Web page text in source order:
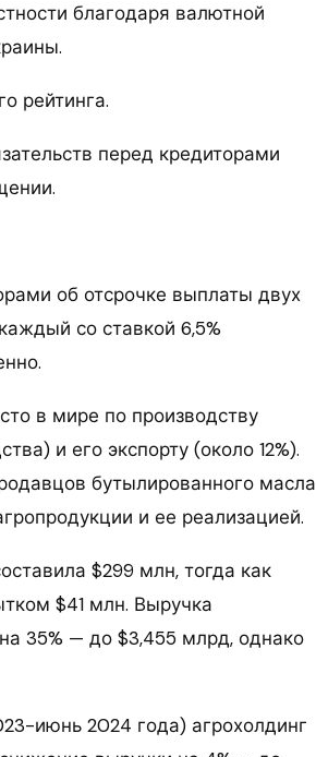
благодаря валютной
рейтинга.
перед кредиторами
об отсрочке выплаты двух
со ставкой 6,5%
в мире по производству
и его экспорту (около 12%).
бутылированного масла
и ее реализацией.
$299 млн, тогда как
$41 млн. Выручка
35% — до $3,455 млрд, однако
июнь 2024 года) агрохолдинг